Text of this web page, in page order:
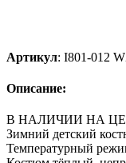
Артикул: I801-012
Описание:
В НАЛИЧИИ НА
Зимний детский
Температурный